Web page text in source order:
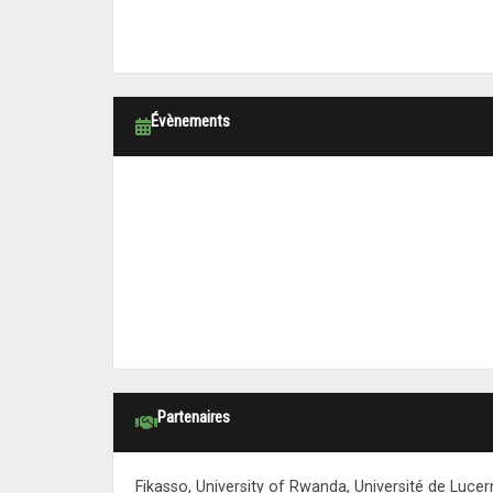
Évènements
Partenaires
Fikasso, University of Rwanda, Université de